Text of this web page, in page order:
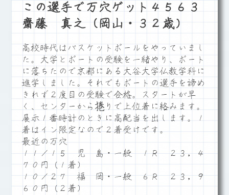
この選手で万穴ゲット４５６３
齋藤 真之（岡山・３２歳）
高校時代はバスケットボールをやっていまし
た。大学とボートの受験を一緒やり、ボート
に落ちたので京都にある大谷大学仏教学科に
進学しました。それでもボートの選手を諦め
きれず２度目の受験で合格。スタートが早
く、センターから捲りで上位着に絡みます。
展示１番時計のときに高配当を出します。１
着はイン限定なので２着受けです。
最近の万穴
１１／１５ 児 島・一般 １Ｒ ２３，４
７０円（１着）
１０／２７ 福 岡・一般 ６Ｒ ２３，９
６０円（２着）